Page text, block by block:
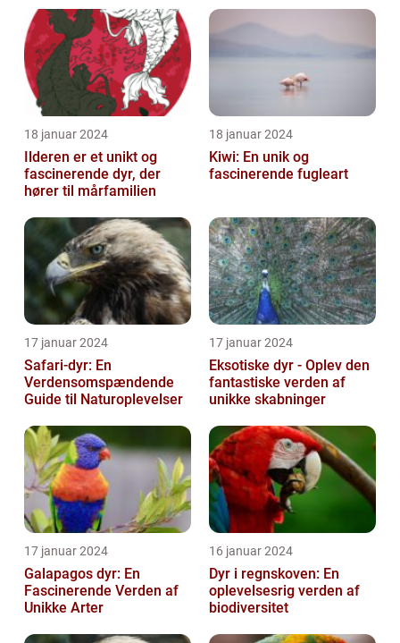
18 januar 2024
Ilderen er et unikt og
fascinerende dyr, der
hører til mårfamilien
18 januar 2024
Kiwi: En unik og
fascinerende fugleart
17 januar 2024
Safari-dyr: En
Verdensomspændende
Guide til Naturoplevelser
17 januar 2024
Eksotiske dyr - Oplev den
fantastiske verden af
unikke skabninger
17 januar 2024
Galapagos dyr: En
Fascinerende Verden af
Unikke Arter
16 januar 2024
Dyr i regnskoven: En
oplevelsesrig verden af
biodiversitet